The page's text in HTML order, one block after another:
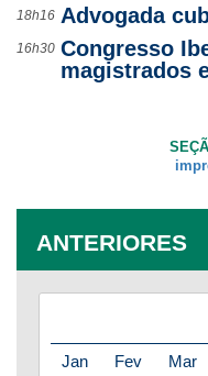
18h16 Advogada
16h30 Congresso
magistrados
ANTERIORES
Jan Fev Mar